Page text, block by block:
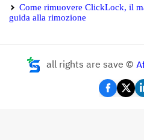
Come rimuovere ClickLock, il
guida alla rimozione
all rights are save ©